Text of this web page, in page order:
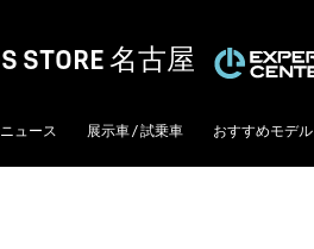
STORE 名古屋
ュース 展示車 / 試乗車 おすすめモデル